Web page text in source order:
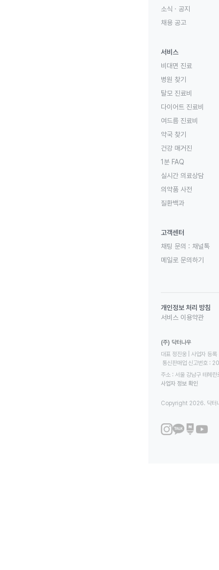
소식 · 공지
채용 공고
서비스
비대면 진료
병원 찾기
탈모 진료비
다이어트 진료비
여드름 진료비
약국 찾기
건강 매거진
1분 FAQ
실시간 의료상담
의약품 사전
질환백과
고객센터
채팅 문의 : 채널톡
메일로 문의하기
개인정보 처리 방침
서비스 이용약관
(주) 닥터나우
대표 정진웅 | 사업자
통신판매업 신고번호
주소 : 서울 강남구 테헤
사업자 정보 확인
Copyright 2026. 닥터